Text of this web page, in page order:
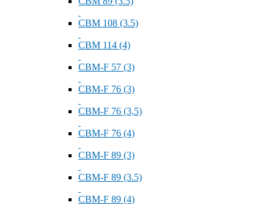
СВМ 108 (3.5)
СВМ 114 (4)
СВМ-F 57 (3)
СВМ-F 76 (3)
СВМ-F 76 (3,5)
СВМ-F 76 (4)
СВМ-F 89 (3)
СВМ-F 89 (3.5)
СВМ-F 89 (4)